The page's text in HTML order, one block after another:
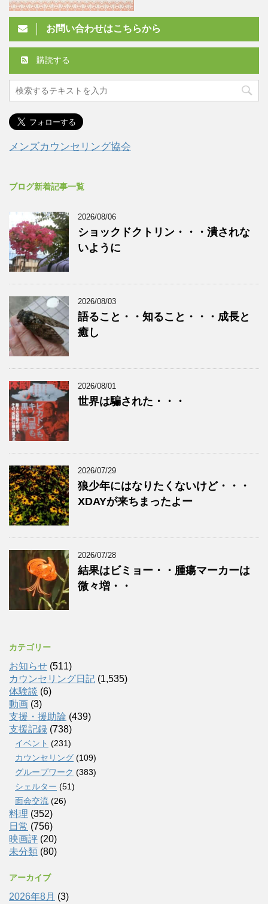
お問い合わせはこちらから
購読する
メンズカウンセリング協会
ブログ新着記事一覧
2026/08/06
ショックドクトリン・・・潰されな
いように
2026/08/03
語ること・・知ること・・・成長と
癒し
2026/08/01
世界は騙された・・・
2026/07/29
狼少年にはなりたくないけど・・・
XDAYが来ちまったよー
2026/07/28
結果はビミョー・・腫瘍マーカーは
微々増・・
カテゴリー
お知らせ (511)
カウンセリング日記 (1,535)
体験談 (6)
動画 (3)
支援・援助論 (439)
支援記録 (738)
イベント (231)
カウンセリング (109)
グループワーク (383)
シェルター (51)
面会交流 (26)
料理 (352)
日常 (756)
映画評 (20)
未分類 (80)
アーカイブ
2026年8月 (3)